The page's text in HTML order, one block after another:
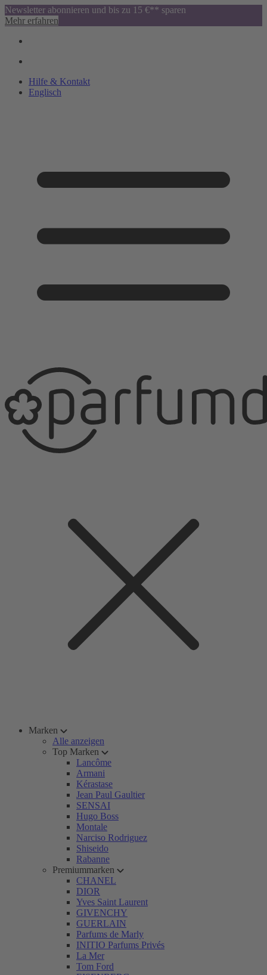
Newsletter abonnieren und bis zu 15 €** sparen
Mehr erfahren
Hilfe & Kontakt
Englisch
Marken
Alle anzeigen
Top Marken
Lancôme
Armani
Kérastase
Jean Paul Gaultier
SENSAI
Hugo Boss
Montale
Narciso Rodriguez
Shiseido
Rabanne
Premiummarken
CHANEL
DIOR
Yves Saint Laurent
GIVENCHY
GUERLAIN
Parfums de Marly
INITIO Parfums Privés
La Mer
Tom Ford